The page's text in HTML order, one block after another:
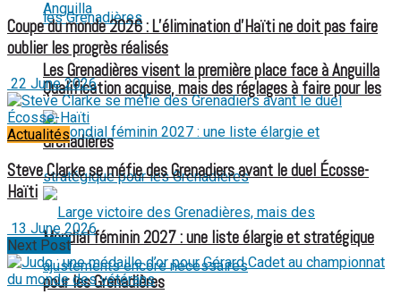
Qualification acquise, mais des réglages à faire pour les
Grenadières
Les Grenadières visent la première place face à Anguilla
Mondial féminin 2027 : une liste élargie et stratégique
pour les Grenadières
Coupe du monde 2026 : L’élimination d’Haïti ne doit pas faire
oublier les progrès réalisés
22 June 2026
Actualités
Steve Clarke se méfie des Grenadiers avant le duel Écosse-
Haïti
13 June 2026
Next Post